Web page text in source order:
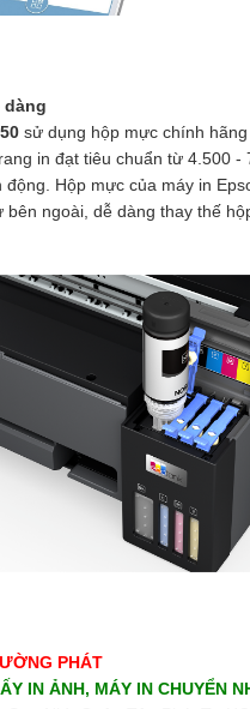
dàng
sử dụng hộp mực chính hãng
in đạt tiêu chuẩn từ 4.500
Hộp mực của máy in
ngoài, dễ dàng thay thế
PHÁT
IN ẢNH, MÁY IN CHUYỂN